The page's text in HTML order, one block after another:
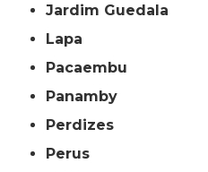
Jardim Guedala
Lapa
Pacaembu
Panamby
Perdizes
Perus